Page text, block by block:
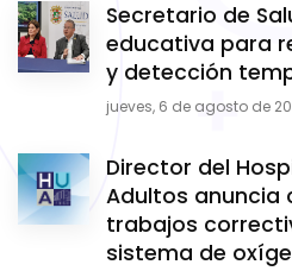
Secretario de
educativa para
y detección
jueves, 6 de agosto de
Director del
Adultos anuncia
trabajos
sistema de